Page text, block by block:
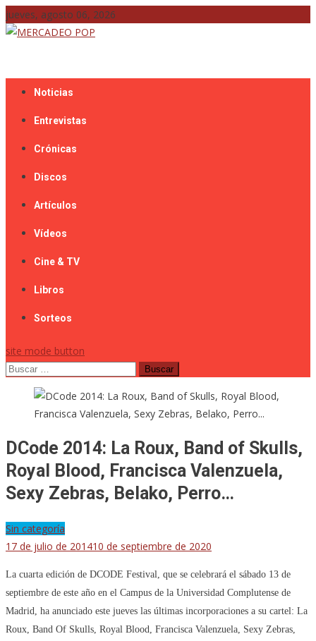
Skip
to
jueves, agosto 06, 2026
Noticias
Entrevistas
Crónicas
Discos
Artículos
Vídeos
Cine & TV
Libros
Sorteos
site mode button
Buscar:
DCode 2014: La Roux, Band of Skulls,
Royal Blood, Francisca Valenzuela,
Sexy Zebras, Belako, Perro…
Sin categoría
17 de julio de 201410 de septiembre de 2020
La cuarta edición de DCODE Festival, que se celebrará el sábado 13 de
septiembre de este año en el Campus de la Universidad Complutense de
Madrid, ha anunciado este jueves las últimas incorporaciones a su cartel: La
Roux, Band Of Skulls, Royal Blood, Francisca Valenzuela, Sexy Zebras,